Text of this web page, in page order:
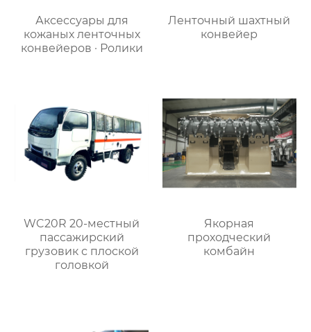
Аксессуары для
кожаных ленточных
конвейеров · Ролики
Ленточный шахтный
конвейер
WC20R 20-местный
пассажирский
грузовик с плоской
головкой
Якорная
проходческий
комбайн